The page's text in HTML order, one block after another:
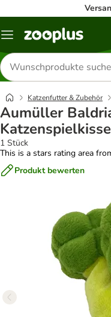
Menü
Produkte
suchen
Katzenfutter & Zubehör
Aumüller
1 Stück
This is a stars rating area
Produkt bewerten